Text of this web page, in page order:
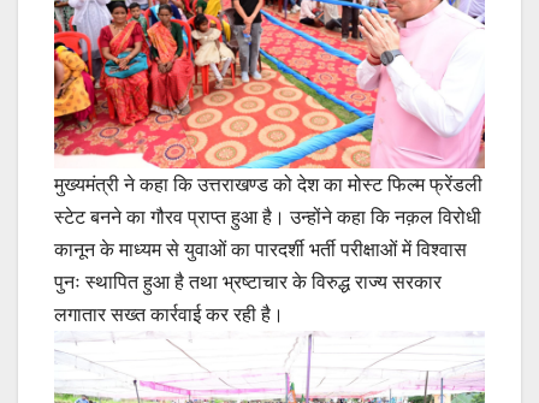
मुख्यमंत्री ने कहा कि उत्तराखण्ड को देश का मोस्ट फिल्म फ्रेंडली
स्टेट बनने का गौरव प्राप्त हुआ है। उन्होंने कहा कि नक़ल विरोधी
कानून के माध्यम से युवाओं का पारदर्शी भर्ती परीक्षाओं में विश्वास
पुनः स्थापित हुआ है तथा भ्रष्टाचार के विरुद्ध राज्य सरकार
लगातार सख्त कार्रवाई कर रही है।